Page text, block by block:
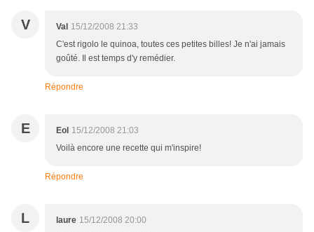
V Val 15/12/2008 21:33
C'est rigolo le quinoa, toutes ces petites billes! Je n'ai jamais
goûté. Il est temps d'y remédier.
Répondre
E Eol 15/12/2008 21:03
Voilà encore une recette qui m'inspire!
Répondre
L laure 15/12/2008 20:00